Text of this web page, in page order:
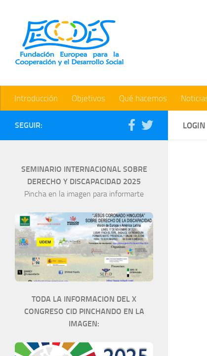
Introducción Objetivos Qué hacemos
LOGIN
SEGUIR:
SEMINARIO INTERNACIONAL SOBRE
DERECHO Y DISCAPACIDAD 2025
Pincha en la imagen para informarte
TODA LA INFORMACION DEL X
CONGRESO CID PINCHANDO EN LA
IMAGEN: